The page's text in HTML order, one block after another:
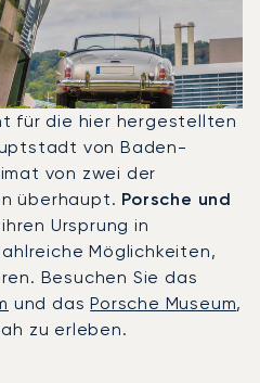
für die hier hergestellten
von Baden-
von zwei der
überhaupt. Porsche und
Ursprung in
Möglichkeiten,
Besuchen Sie das
und dasPorsche Museum,
zu erleben.